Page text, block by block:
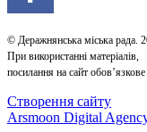
© Деражнянська міська рада.
При використанні матеріалів,
посилання на сайт обов’язкове
Створення сайту
Arsmoon Digital